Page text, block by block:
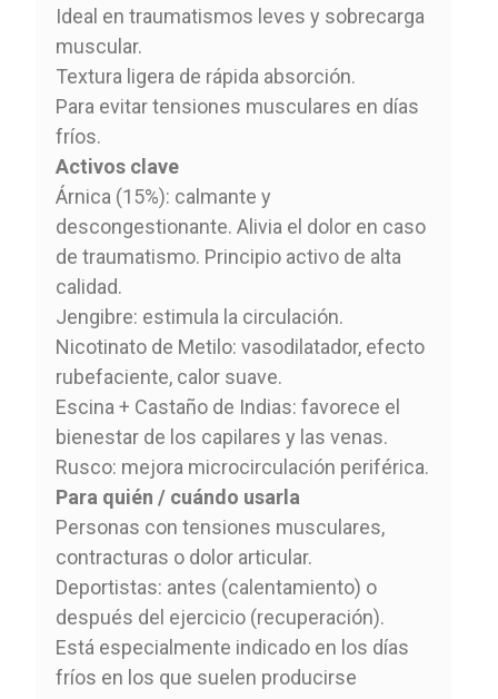
Ideal en traumatismos leves y sobrecarga
muscular.
Textura ligera de rápida absorción.
Para evitar tensiones musculares en días
fríos.
Activos clave
Árnica (15%): calmante y
descongestionante. Alivia el dolor en caso
de traumatismo. Principio activo de alta
calidad.
Jengibre: estimula la circulación.
Nicotinato de Metilo: vasodilatador, efecto
rubefaciente, calor suave.
Escina + Castaño de Indias: favorece el
bienestar de los capilares y las venas.
Rusco: mejora microcirculación periférica.
Para quién / cuándo usarla
Personas con tensiones musculares,
contracturas o dolor articular.
Deportistas: antes (calentamiento) o
después del ejercicio (recuperación).
Está especialmente indicado en los días
fríos en los que suelen producirse